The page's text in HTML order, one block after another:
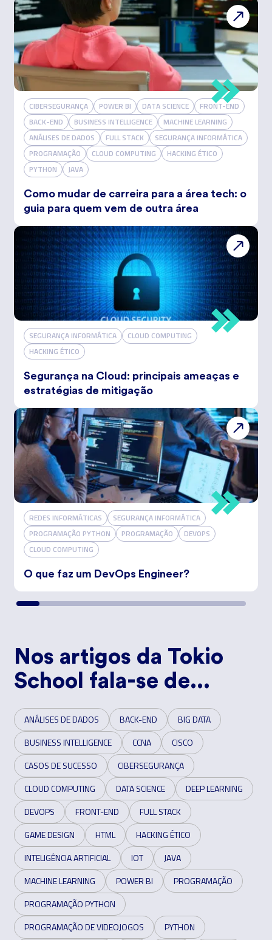
CIBERSEGURANÇA POWER BI DATA SCIENCE
FRONT-END
BACK-END
BUSINESS INTELLIGENCE
MACHINE LEARNING
ANÁLISES DE DADOS
FULL STACK
SEGURANÇA INFORMÁTICA
PROGRAMAÇÃO
CLOUD COMPUTING
HACKING ÉTICO
PYTHON
JAVA
Como mudar de carreira para a área tech: o
guia para quem vem de outra área
SEGURANÇA INFORMÁTICA
CLOUD COMPUTING
HACKING ÉTICO
Segurança na Cloud: principais ameaças e
estratégias de mitigação
REDES INFORMÁTICAS
SEGURANÇA INFORMÁTICA
PROGRAMAÇÃO PYTHON
PROGRAMAÇÃO
DEVOPS
CLOUD COMPUTING
O que faz um DevOps Engineer?
Nos artigos da Tokio
School fala-se de...
ANÁLISES DE DADOS BACK-END
BIG DATA
BUSINESS INTELLIGENCE
CCNA
CISCO
CASOS DE SUCESSO
CIBERSEGURANÇA
CLOUD COMPUTING
DATA SCIENCE
DEEP LEARNING
DEVOPS
FRONT-END
FULL STACK
GAME DESIGN
HTML
HACKING ÉTICO
INTELIGÊNCIA ARTIFICIAL
IOT
JAVA
MACHINE LEARNING
POWER BI
PROGRAMAÇÃO
PROGRAMAÇÃO PYTHON
PROGRAMAÇÃO DE VIDEOJOGOS
PYTHON